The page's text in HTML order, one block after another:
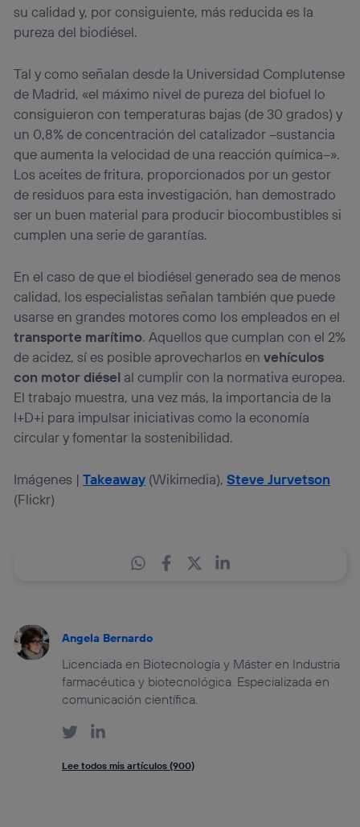
su calidad y, por consiguiente, más reducida es la
pureza del biodiésel.
Tal y como señalan desde la Universidad Complutense
de Madrid, «el máximo nivel de pureza del biofuel lo
consiguieron con temperaturas bajas (de 30 grados) y
un 0,8% de concentración del catalizador –sustancia
que aumenta la velocidad de una reacción química–».
Los aceites de fritura, proporcionados por un gestor
de residuos para esta investigación, han demostrado
ser un buen material para producir biocombustibles si
cumplen una serie de garantías.
En el caso de que el biodiésel generado sea de menos
calidad, los especialistas señalan también que puede
usarse en grandes motores como los empleados en el
transporte marítimo. Aquellos que cumplan con el 2%
de acidez, sí es posible aprovecharlos envehículos
con motor diésel al cumplir con la normativa europea.
El trabajo muestra, una vez más, la importancia de la
I+D+i para impulsar iniciativas como la economía
circular y fomentar la sostenibilidad.
Imágenes |Takeaway (Wikimedia),Steve Jurvetson
(Flickr)
Angela Bernardo
Licenciada en Biotecnología y Máster en Industria
farmacéutica y biotecnológica. Especializada en
comunicación científica.
Lee todos mis artículos (900)